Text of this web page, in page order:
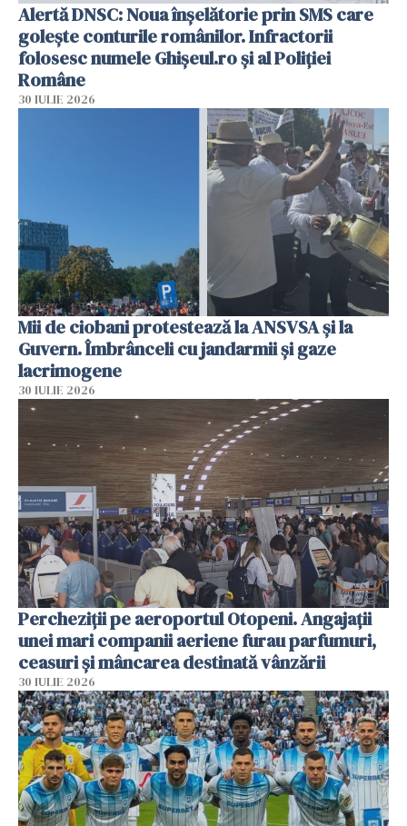
Alertă DNSC: Noua înșelătorie prin SMS care
golește conturile românilor. Infractorii
folosesc numele Ghișeul.ro și al Poliției
Române
30 IULIE 2026
Mii de ciobani protestează la ANSVSA și la
Guvern. Îmbrânceli cu jandarmii și gaze
lacrimogene
30 IULIE 2026
Percheziții pe aeroportul Otopeni. Angajații
unei mari companii aeriene furau parfumuri,
ceasuri și mâncarea destinată vânzării
30 IULIE 2026